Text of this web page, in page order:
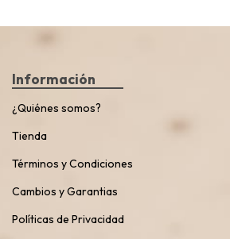
Información
¿Quiénes somos?
Tienda
Términos y Condiciones
Cambios y Garantias
Políticas de Privacidad